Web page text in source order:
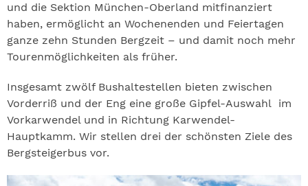
und die Sektion München-Oberland mitfinanziert
haben, ermöglicht an Wochenenden und Feiertagen
ganze zehn Stunden Bergzeit – und damit noch mehr
Tourenmöglichkeiten als früher.
Insgesamt zwölf Bushaltestellen bieten zwischen
Vorderriß und der Eng eine große Gipfel-Auswahl im
Vorkarwendel und in Richtung Karwendel-
Hauptkamm. Wir stellen drei der schönsten Ziele des
Bergsteigerbus vor.